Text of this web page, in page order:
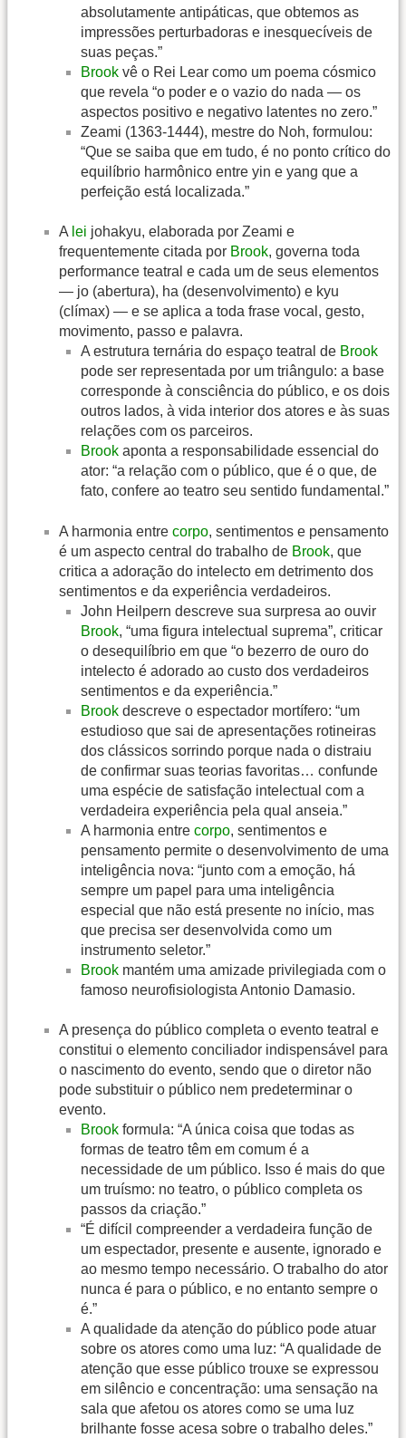
absolutamente antipáticas, que obtemos as
impressões perturbadoras e inesquecíveis de
suas peças.”
Brook vê o Rei Lear como um poema cósmico
que revela “o poder e o vazio do nada — os
aspectos positivo e negativo latentes no zero.”
Zeami (1363-1444), mestre do Noh, formulou:
“Que se saiba que em tudo, é no ponto crítico do
equilíbrio harmônico entre yin e yang que a
perfeição está localizada.”
A lei johakyu, elaborada por Zeami e
frequentemente citada por Brook, governa toda
performance teatral e cada um de seus elementos
— jo (abertura), ha (desenvolvimento) e kyu
(clímax) — e se aplica a toda frase vocal, gesto,
movimento, passo e palavra.
A estrutura ternária do espaço teatral de Brook
pode ser representada por um triângulo: a base
corresponde à consciência do público, e os dois
outros lados, à vida interior dos atores e às suas
relações com os parceiros.
Brook aponta a responsabilidade essencial do
ator: “a relação com o público, que é o que, de
fato, confere ao teatro seu sentido fundamental.”
A harmonia entre corpo, sentimentos e pensamento
é um aspecto central do trabalho de Brook, que
critica a adoração do intelecto em detrimento dos
sentimentos e da experiência verdadeiros.
John Heilpern descreve sua surpresa ao ouvir
Brook, “uma figura intelectual suprema”, criticar
o desequilíbrio em que “o bezerro de ouro do
intelecto é adorado ao custo dos verdadeiros
sentimentos e da experiência.”
Brook descreve o espectador mortífero: “um
estudioso que sai de apresentações rotineiras
dos clássicos sorrindo porque nada o distraiu
de confirmar suas teorias favoritas… confunde
uma espécie de satisfação intelectual com a
verdadeira experiência pela qual anseia.”
A harmonia entre corpo, sentimentos e
pensamento permite o desenvolvimento de uma
inteligência nova: “junto com a emoção, há
sempre um papel para uma inteligência
especial que não está presente no início, mas
que precisa ser desenvolvida como um
instrumento seletor.”
Brook mantém uma amizade privilegiada com o
famoso neurofisiologista Antonio Damasio.
A presença do público completa o evento teatral e
constitui o elemento conciliador indispensável para
o nascimento do evento, sendo que o diretor não
pode substituir o público nem predeterminar o
evento.
Brook formula: “A única coisa que todas as
formas de teatro têm em comum é a
necessidade de um público. Isso é mais do que
um truísmo: no teatro, o público completa os
passos da criação.”
“É difícil compreender a verdadeira função de
um espectador, presente e ausente, ignorado e
ao mesmo tempo necessário. O trabalho do ator
nunca é para o público, e no entanto sempre o
é.”
A qualidade da atenção do público pode atuar
sobre os atores como uma luz: “A qualidade de
atenção que esse público trouxe se expressou
em silêncio e concentração: uma sensação na
sala que afetou os atores como se uma luz
brilhante fosse acesa sobre o trabalho deles.”